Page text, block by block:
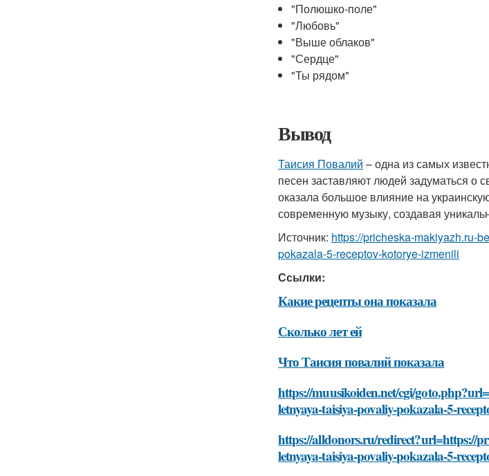
"Полюшко-поле"
"Любовь"
"Выше облаков"
"Сердце"
"Ты рядом"
Вывод
Таисия Повалий – одна из самых
песен заставляют людей задуматься о
оказала большое влияние на
современную музыку, создавая
Источник: https://pricheska-makiyazh.ru-
pokazala-5-receptov-kotorye-izmenili
Ссылки:
Какие рецепты она показала
Сколько лет ей
Что Таисия повалий показала
https://muusikoiden.net/cgi/
letnyaya-taisiya-povaliy-pokazala-5-
https://alldonors.ru/redirect?url=https://
letnyaya-taisiya-povaliy-pokazala-5-